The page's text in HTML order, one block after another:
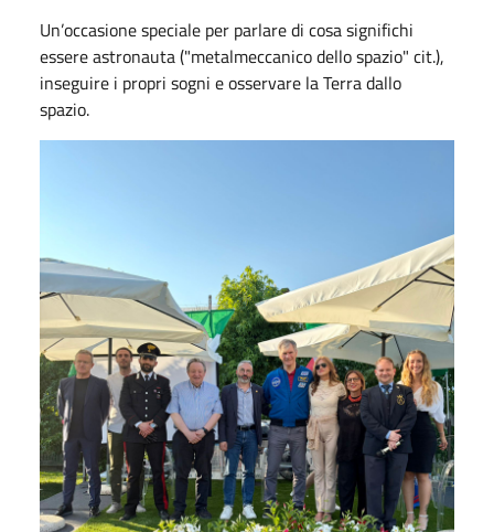
Un’occasione speciale per parlare di cosa significhi
essere astronauta ("metalmeccanico dello spazio" cit.),
inseguire i propri sogni e osservare la Terra dallo
spazio.